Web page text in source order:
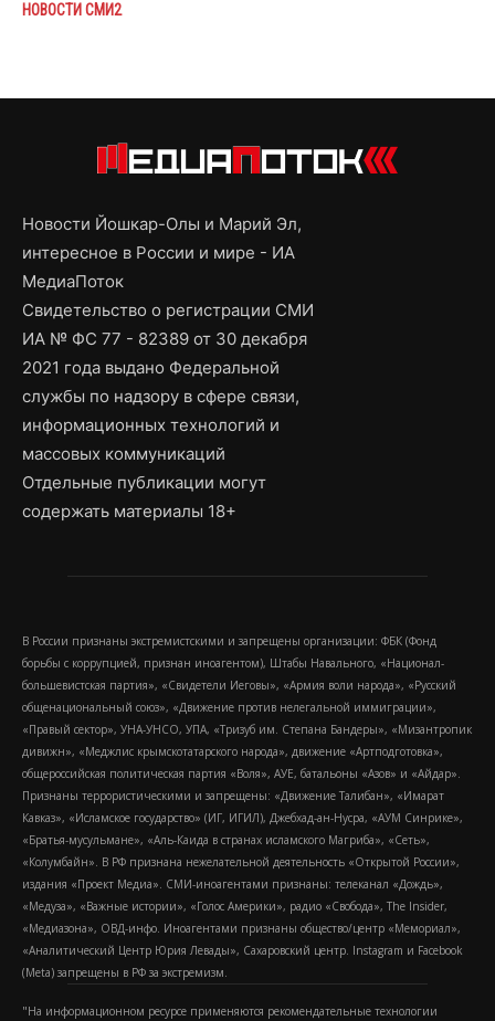
НОВОСТИ СМИ2
Новости Йошкар-Олы и Марий Эл,
интересное в России и мире - ИА
МедиаПоток
Свидетельство о регистрации СМИ
ИА № ФС 77 - 82389 от 30 декабря
2021 года выдано Федеральной
службы по надзору в сфере связи,
информационных технологий и
массовых коммуникаций
Отдельные публикации могут
содержать материалы 18+
В России признаны экстремистскими и запрещены организации: ФБК (Фонд
борьбы с коррупцией, признан иноагентом), Штабы Навального, «Национал-
большевистская партия», «Свидетели Иеговы», «Армия воли народа», «Русский
общенациональный союз», «Движение против нелегальной иммиграции»,
«Правый сектор», УНА-УНСО, УПА, «Тризуб им. Степана Бандеры», «Мизантропик
дивижн», «Меджлис крымскотатарского народа», движение «Артподготовка»,
общероссийская политическая партия «Воля», АУЕ, батальоны «Азов» и «Айдар».
Признаны террористическими и запрещены: «Движение Талибан», «Имарат
Кавказ», «Исламское государство» (ИГ, ИГИЛ), Джебхад-ан-Нусра, «АУМ Синрике»,
«Братья-мусульмане», «Аль-Каида в странах исламского Магриба», «Сеть»,
«Колумбайн». В РФ признана нежелательной деятельность «Открытой России»,
издания «Проект Медиа». СМИ-иноагентами признаны: телеканал «Дождь»,
«Медуза», «Важные истории», «Голос Америки», радио «Свобода», The Insider,
«Медиазона», ОВД-инфо. Иноагентами признаны общество/центр «Мемориал»,
«Аналитический Центр Юрия Левады», Сахаровский центр. Instagram и Facebook
(Metа) запрещены в РФ за экстремизм.
"На информационном ресурсе применяются рекомендательные технологии